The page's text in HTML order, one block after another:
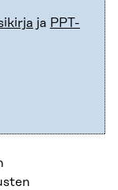
ja PPT-